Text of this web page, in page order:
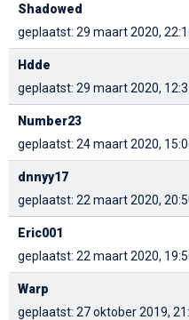
Shadowed
geplaatst: 29 maart 2020,
Hdde
geplaatst: 29 maart 2020,
Number23
geplaatst: 24 maart 2020,
dnnyy17
geplaatst: 22 maart 2020,
Eric001
geplaatst: 22 maart 2020,
Warp
geplaatst: 27 oktober 2019,